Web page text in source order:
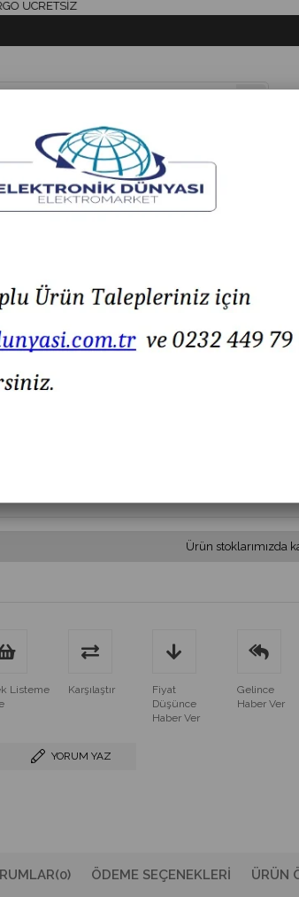
MONTAJ BUZZER KESİK SES TERMINAL & VİDA
DC Ø28 PANO MONTAJ
Ürün stoklarımızda
Listeme
Karşılaştır
Fiyat
Düşünce
Haber Ver
Gelince
Haber Ver
YORUM YAZ
(0) ÖDEME SEÇENEKLERI ÜRÜN